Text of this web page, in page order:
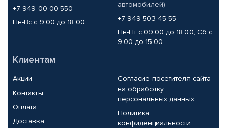
+7 949 00-00-550
Пн-Вс с 9.00 до 18.00
автомобилей)
+7 949 503-45-55
Пн-Пт с 09.00 до 18.00, Сб с
9.00 до 15.00
Клиентам
Акции
Контакты
Оплата
Доставка
Согласие посетителя сайта
на обработку
персональных данных
Политика
конфиденциальности